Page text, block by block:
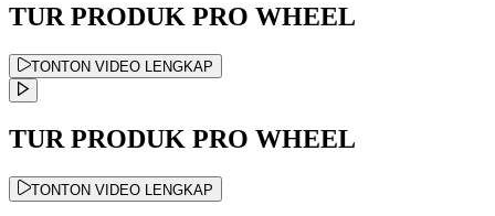
TUR PRODUK PRO WHEEL
TONTON VIDEO LENGKAP
TUR PRODUK PRO WHEEL
TONTON VIDEO LENGKAP